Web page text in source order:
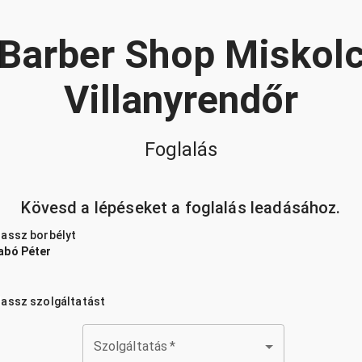
Barber Shop
Villanyrendőr
Foglalás
Kövesd a lépéseket a foglalás leadásához.
borbélyt
Péter
szolgáltatást
Szolgáltatás *